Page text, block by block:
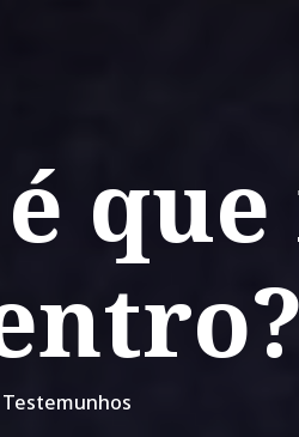
Testemunhos